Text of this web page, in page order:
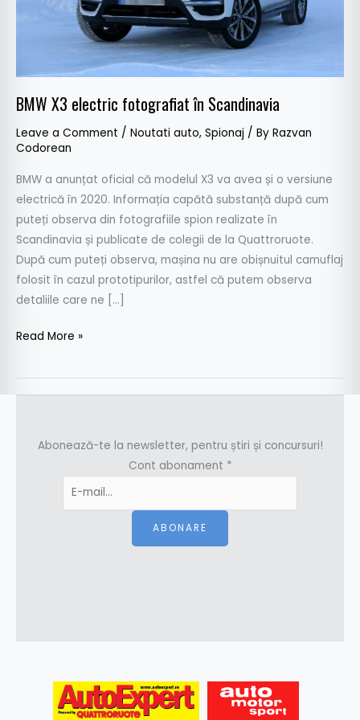
BMW X3 electric fotografiat în Scandinavia
Leave a Comment / Noutati auto, Spionaj / By Razvan
Codorean
BMW a anunțat oficial că modelul X3 va avea și o versiune
electrică în 2020. Informația capătă substanță după cum
puteți observa din fotografiile spion realizate în
Scandinavia și publicate de colegii de la Quattroruote.
După cum puteți observa, mașina nu are obișnuitul camuflaj
folosit în cazul prototipurilor, astfel că putem observa
detaliile care ne […]
Read More »
Abonează-te la newsletter, pentru știri și concursuri!
Cont abonament *
ABONARE